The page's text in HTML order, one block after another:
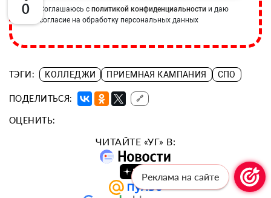
0 Соглашаюсь с политикой конфиденциальности и даю
согласие на обработку персональных данных
ТЭГИ: КОЛЛЕДЖИ ПРИЕМНАЯ КАМПАНИЯ СПО
ПОДЕЛИТЬСЯ: 🔗
ОЦЕНИТЬ:
ЧИТАЙТЕ «УГ» В:
Реклама на сайте